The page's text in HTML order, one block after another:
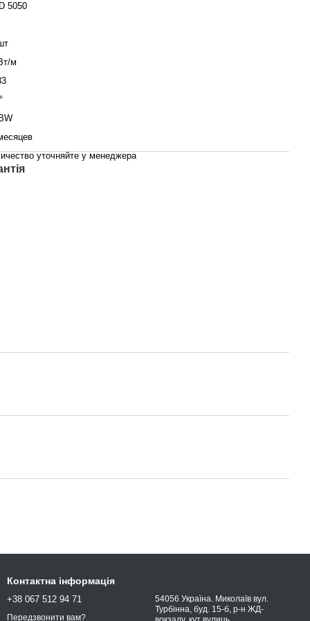
5050
м
уточняйте у менеджера
Контактна інформація
+38 067 512 94 71
Передзвонити вам?
54056 Україна. Миколаїв вул.
Турбінна, буд. 15-б, р-н ЖД-